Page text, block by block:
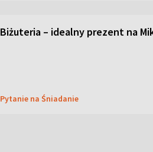
Biżuteria – idealny prezent na
Pytanie na Śniadanie